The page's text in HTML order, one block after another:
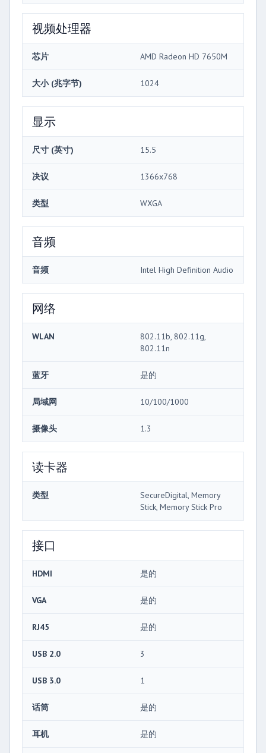
视频处理器
芯片 AMD Radeon HD 7650M
大小 (兆字节) 1024
显示
尺寸 (英寸) 15.5
决议 1366x768
类型 WXGA
音频
音频 Intel High Definition Audio
网络
WLAN
802.11b, 802.11g,
802.11n
蓝牙 是的
局域网 10/100/1000
摄像头 1.3
读卡器
类型
SecureDigital, Memory
Stick, Memory Stick Pro
接口
HDMI 是的
VGA 是的
RJ45 是的
USB 2.0 3
USB 3.0 1
话筒 是的
耳机 是的